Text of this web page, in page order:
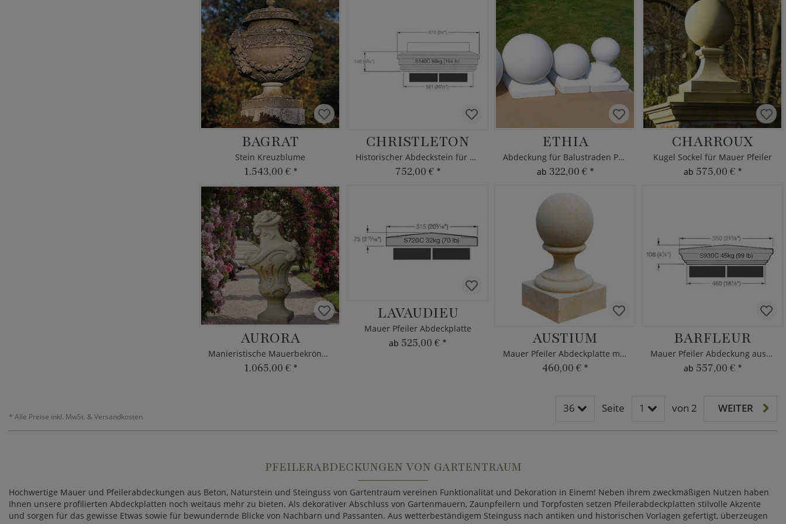
BAGRAT
Stein Kreuzblume
1.543,00 € *
CHRISTLETON
Historischer Abdeckstein für Mauerpfeiler
752,00 € *
ETHIA
Abdeckung für Balustraden Pfeiler
ab 322,00 € *
CHARROUX
Kugel Sockel für Mauer Pfeiler
ab 575,00 € *
AURORA
Manieristische Mauerbekrönung
1.065,00 € *
LAVAUDIEU
Mauer Pfeiler Abdeckplatte
ab 525,00 € * AUSTIUM
Mauer Pfeiler Abdeckplatte mit Kugel
460,00 € *
BARFLEUR
Mauer Pfeiler Abdeckung aus Stein
ab 557,00 € *
* Alle Preise inkl. MwSt. & Versandkosten
36 Seite 1 von 2 WEITER
PFEILERABDECKUNGEN VON GARTENTRAUM
Hochwertige Mauer und Pfeilerabdeckungen aus Beton, Naturstein und Steinguss von Gartentraum vereinen Funktionalität und Dekoration in Einem! Neben ihrem zweckmäßigen Nutzen haben
Ihnen unsere profilierten Abdeckplatten noch weitaus mehr zu bieten. Als dekorativer Abschluss von Gartenmauern, Zaunpfeilern und Torpfosten setzen Pfeilerabdeckplatten stilvolle Akzente
und sorgen für das gewisse Etwas sowie für bewundernde Blicke von Nachbarn und Passanten. Aus wetterbeständigem Steinguss nach antiken und historischen Vorlagen gefertigt, überzeugen